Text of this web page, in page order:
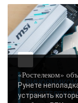
ВИНОВНИКОМ
«Ростелеком»
Рунете
устранить